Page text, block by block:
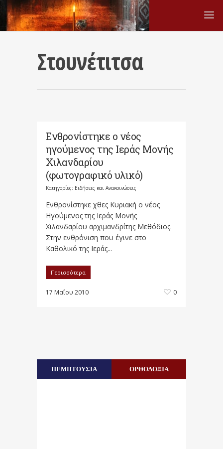
Στουνέτιτσα
Ενθρονίστηκε ο νέος
ηγούμενος της Ιεράς Μονής
Χιλανδαρίου
(φωτογραφικό υλικό)
Κατηγορίες: Ειδήσεις και Ανακοινώσεις
Ενθρονίστηκε χθες Κυριακή ο νέος
Ηγούμενος της Ιεράς Μονής
Χιλανδαρίου αρχιμανδρίτης Μεθόδιος.
Στην ενθρόνιση που έγινε στο
Καθολικό της Ιεράς...
Περισσότερα
17 Μαΐου 2010 0
ΠΕΜΠΤΟΥΣΙΑ ΟΡΘΟΔΟΞΙΑ